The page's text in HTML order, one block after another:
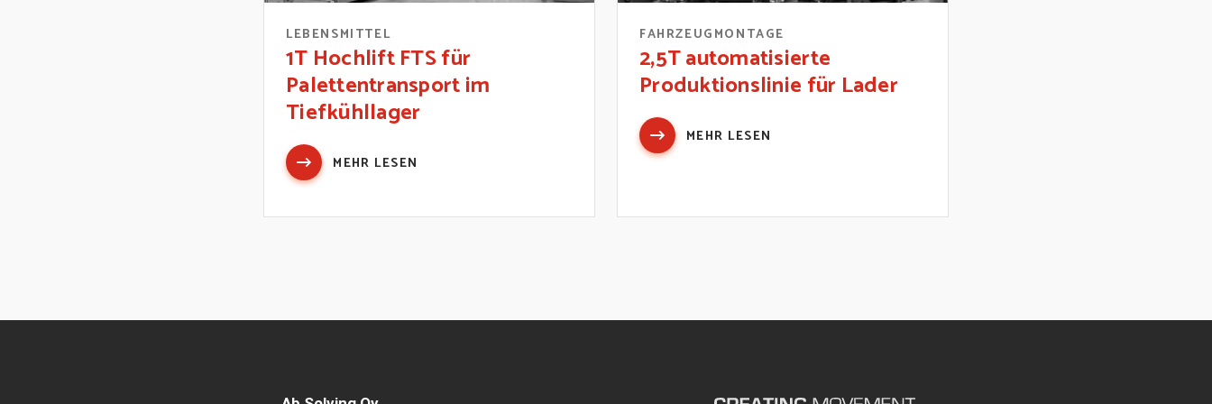
LEBENSMITTEL
1T Hochlift FTS für
Palettentransport im
Tiefkühllager
MEHR LESEN
FAHRZEUGMONTAGE
2,5T automatisierte
Produktionslinie für Lader
MEHR LESEN